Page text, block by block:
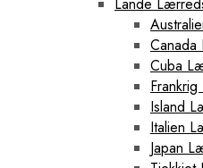
Cuba
Island
Italien
Japan